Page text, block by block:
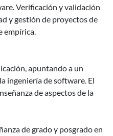
Verificación y validación
y gestión de proyectos de
empírica.
apuntando a un
ingeniería de software. El
de aspectos de la
de grado y posgrado en